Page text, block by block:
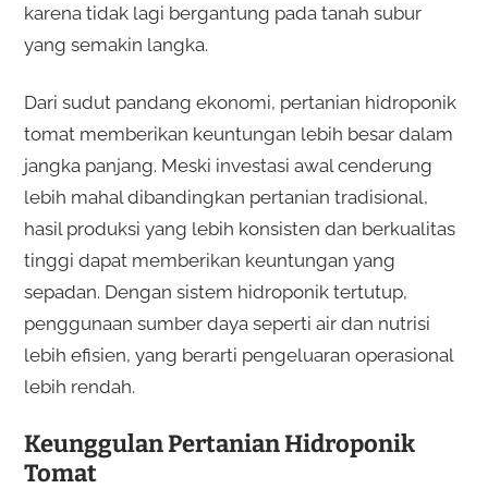
karena tidak lagi bergantung pada tanah subur
yang semakin langka.
Dari sudut pandang ekonomi, pertanian hidroponik
tomat memberikan keuntungan lebih besar dalam
jangka panjang. Meski investasi awal cenderung
lebih mahal dibandingkan pertanian tradisional,
hasil produksi yang lebih konsisten dan berkualitas
tinggi dapat memberikan keuntungan yang
sepadan. Dengan sistem hidroponik tertutup,
penggunaan sumber daya seperti air dan nutrisi
lebih efisien, yang berarti pengeluaran operasional
lebih rendah.
Keunggulan Pertanian Hidroponik
Tomat